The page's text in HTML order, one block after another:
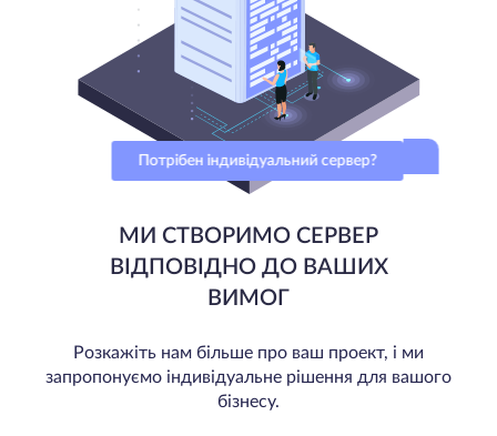
Потрібен індивідуальний сервер?
МИ СТВОРИМО СЕРВЕР
ВІДПОВІДНО ДО ВАШИХ
ВИМОГ
Розкажіть нам більше про ваш проект, і ми
запропонуємо індивідуальне рішення для вашого
бізнесу.